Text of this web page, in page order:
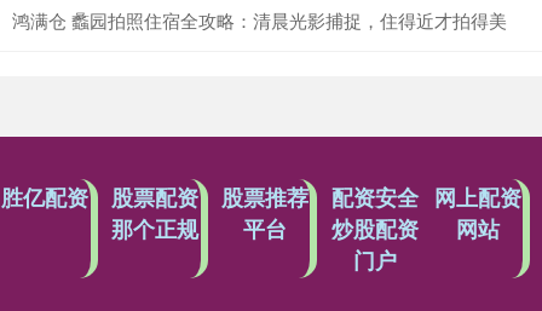
鸿满仓 蠡园拍照住宿全攻略：清晨光影捕捉，住得近才拍得美
胜亿配资
股票配资
那个正规
股票推荐
平台
配资安全
炒股配资
门户
网上配资
网站